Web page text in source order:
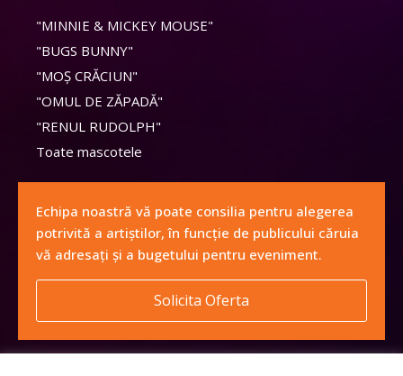
"MINNIE & MICKEY MOUSE"
"BUGS BUNNY"
"MOȘ CRĂCIUN"
"OMUL DE ZĂPADĂ"
"RENUL RUDOLPH"
Toate mascotele
Echipa noastră vă poate consilia pentru alegerea
potrivită a artiștilor, în funcție de publicului căruia
vă adresați și a bugetului pentru eveniment.
Solicita Oferta